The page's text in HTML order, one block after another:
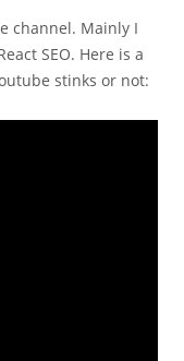
channel. Mainly I
SEO. Here is a
stinks or not: